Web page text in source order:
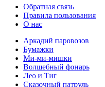
Обратная связь
Правила пользования
О нас
Аркадий паровозов
Бумажки
Ми-ми-мишки
Волшебный фонарь
Лео и Тиг
Сказочный патруль